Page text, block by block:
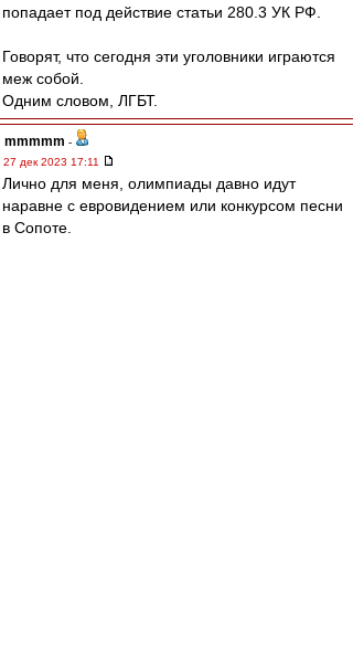
попадает под действие статьи 280.3 УК РФ.
Говорят, что сегодня эти уголовники играются
меж собой.
Одним словом, ЛГБТ.
mmmmm -
27 дек 2023 17:11
Лично для меня, олимпиады давно идут
наравне с евровидением или конкурсом песни
в Сопоте.